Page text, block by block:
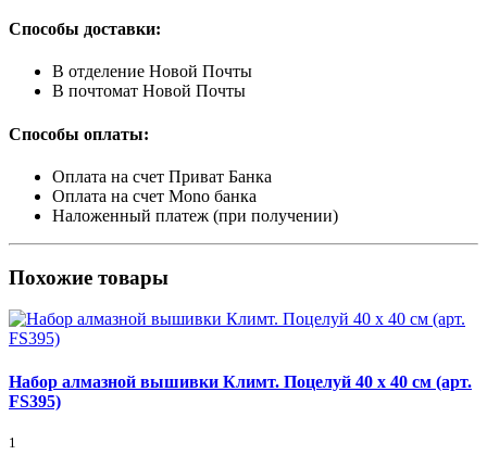
Способы доставки:
В отделение Новой Почты
В почтомат Новой Почты
Способы оплаты:
Оплата на счет Приват Банка
Оплата на счет Mono банка
Наложенный платеж (при получении)
Похожие товары
Набор алмазной вышивки Климт. Поцелуй 40 х 40 см (арт.
FS395)
1